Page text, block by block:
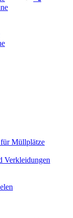
Müllplätze
Verkleidungen